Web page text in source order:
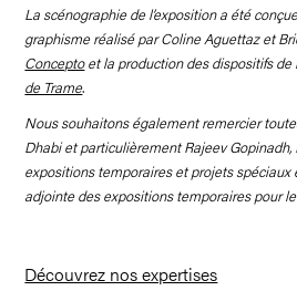
La scénographie de l’exposition a été
graphisme réalisé par Coline Aguettaz et
Conceptoet la production des dispositifs
de Trame.
Nous souhaitons également remercier
Dhabi et particulièrement Rajeev Gopinadh,
expositions temporaires et projets spéciaux
adjointe des expositions temporaires pour
Découvrez nos expertises